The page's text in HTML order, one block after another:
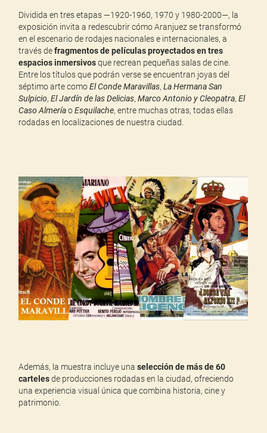
Dividida en tres etapas —1920-1960, 1970 y 1980-2000—, la
exposición invita a redescubrir cómo Aranjuez se transformó
en el escenario de rodajes nacionales e internacionales, a
través defragmentos de películas proyectados en tres
espacios inmersivosque recrean pequeñas salas de cine.
Entre los títulos que podrán verse se encuentran joyas del
séptimo arte comoEl Conde Maravillas,La Hermana San
Sulpicio,El Jardín de las Delicias,Marco Antonio y Cleopatra,El
Caso AlmeríaoEsquilache, entre muchas otras, todas ellas
rodadas en localizaciones de nuestra ciudad.
Además, la muestra incluye unaselección de más de 60
cartelesde producciones rodadas en la ciudad, ofreciendo
una experiencia visual única que combina historia, cine y
patrimonio.